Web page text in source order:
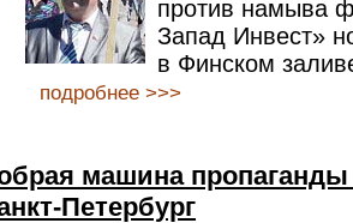
против намыва
Запад Инвест»
в Финском
подробнее >>>
машина пропаганды
Петербург